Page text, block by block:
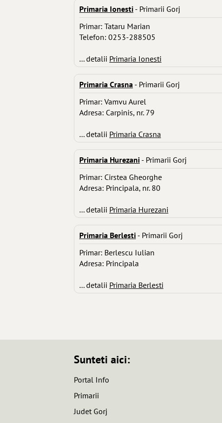
Primaria Ionesti - Primarii Gorj
Primar: Tataru Marian
Telefon: 0253-288505
... detalii Primaria Ionesti
Primaria Crasna - Primarii Gorj
Primar: Vamvu Aurel
Adresa: Carpinis, nr. 79
... detalii Primaria Crasna
Primaria Hurezani - Primarii Gorj
Primar: Cirstea Gheorghe
Adresa: Principala, nr. 80
... detalii Primaria Hurezani
Primaria Berlesti - Primarii Gorj
Primar: Berlescu Iulian
Adresa: Principala
... detalii Primaria Berlesti
Sunteti aici:
Portal Info
Primarii
Judet Gorj